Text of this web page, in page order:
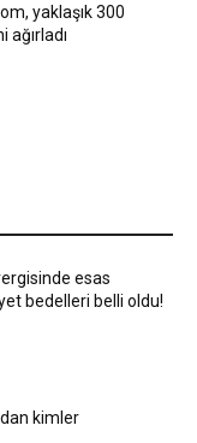
yaklaşık 300
esas
bedelleri belli oldu!
kimler